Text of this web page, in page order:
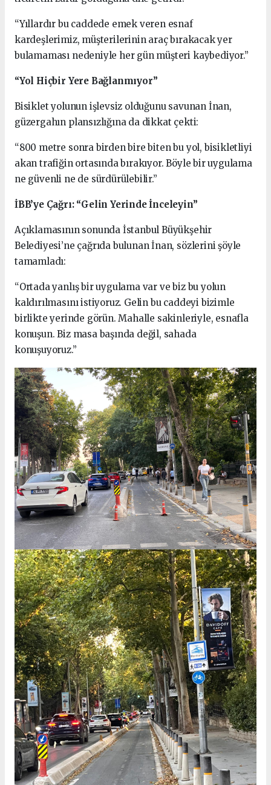
“Yıllardır bu caddede emek veren esnaf
kardeşlerimiz, müşterilerinin araç bırakacak yer
bulamaması nedeniyle her gün müşteri kaybediyor.”
“Yol Hiçbir Yere Bağlanmıyor”
Bisiklet yolunun işlevsiz olduğunu savunan İnan,
güzergahın plansızlığına da dikkat çekti:
“800 metre sonra birden bire biten bu yol, bisikletliyi
akan trafiğin ortasında bırakıyor. Böyle bir uygulama
ne güvenli ne de sürdürülebilir.”
İBB’ye Çağrı: “Gelin Yerinde İnceleyin”
Açıklamasının sonunda İstanbul Büyükşehir
Belediyesi’ne çağrıda bulunan İnan, sözlerini şöyle
tamamladı:
“Ortada yanlış bir uygulama var ve biz bu yolun
kaldırılmasını istiyoruz. Gelin bu caddeyi bizimle
birlikte yerinde görün. Mahalle sakinleriyle, esnafla
konuşun. Biz masa başında değil, sahada
konuşuyoruz.”